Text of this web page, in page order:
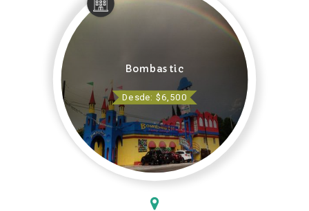
Bombastic
Desde: $6,500